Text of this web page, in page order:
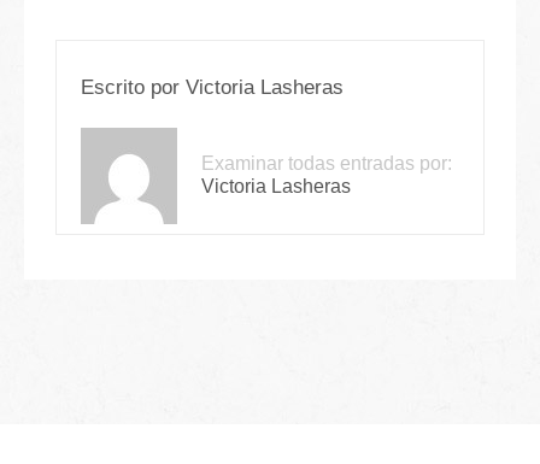
Escrito por Victoria Lasheras
Examinar todas entradas por:
Victoria Lasheras